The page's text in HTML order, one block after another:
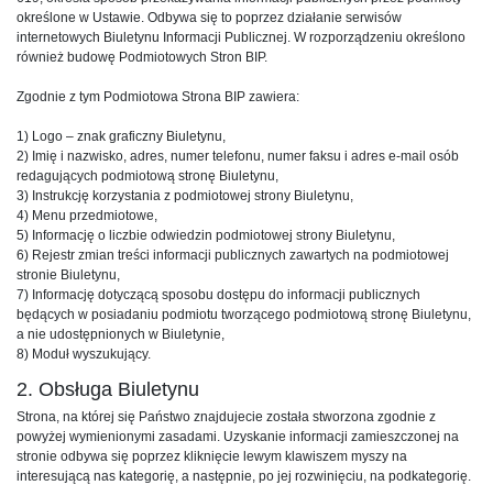
określone w Ustawie. Odbywa się to poprzez działanie serwisów
internetowych Biuletynu Informacji Publicznej. W rozporządzeniu określono
również budowę Podmiotowych Stron BIP.
Zgodnie z tym Podmiotowa Strona BIP zawiera:
1) Logo – znak graficzny Biuletynu,
2) Imię i nazwisko, adres, numer telefonu, numer faksu i adres e-mail osób
redagujących podmiotową stronę Biuletynu,
3) Instrukcję korzystania z podmiotowej strony Biuletynu,
4) Menu przedmiotowe,
5) Informację o liczbie odwiedzin podmiotowej strony Biuletynu,
6) Rejestr zmian treści informacji publicznych zawartych na podmiotowej
stronie Biuletynu,
7) Informację dotyczącą sposobu dostępu do informacji publicznych
będących w posiadaniu podmiotu tworzącego podmiotową stronę Biuletynu,
a nie udostępnionych w Biuletynie,
8) Moduł wyszukujący.
2. Obsługa Biuletynu
Strona, na której się Państwo znajdujecie została stworzona zgodnie z
powyżej wymienionymi zasadami. Uzyskanie informacji zamieszczonej na
stronie odbywa się poprzez kliknięcie lewym klawiszem myszy na
interesującą nas kategorię, a następnie, po jej rozwinięciu, na podkategorię.